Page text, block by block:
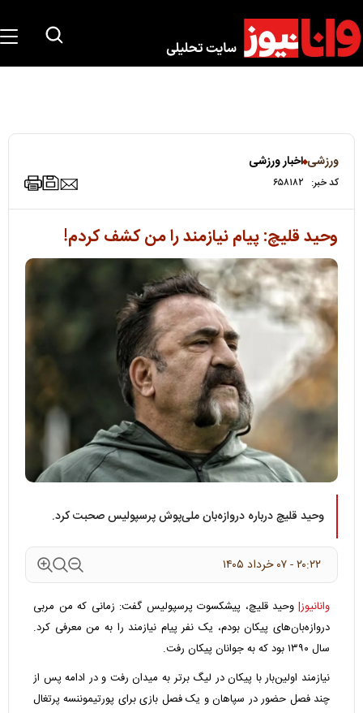
ورزشی اخبار ورزشی
کد خبر: ۶۵۸۱۸۲
وحید قلیچ: پیام نیازمند را من کشف کردم!
وحید قلیچ درباره دروازه‌بان ملی‌پوش پرسپولیس صحبت کرد.
۲۰:۲۲ - ۰۷ خرداد ۱۴۰۵
وانانیوز| وحید قلیچ، پیشکسوت پرسپولیس گفت: زمانی که من مربی
دروازه‌بان‌های پیکان بودم، یک نفر پیام نیازمند را به من معرفی کرد.
سال ۱۳۹۰ بود که به جوانان پیکان رفت.
نیازمند اولین‌بار با پیکان در لیگ برتر به میدان رفت و در ادامه پس از
چند فصل حضور در سپاهان و یک فصل بازی برای پورتیموننسه پرتغال